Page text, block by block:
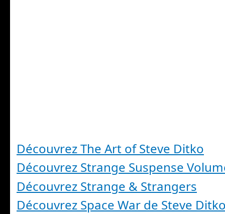
Découvrez The Art of Steve Ditko
Découvrez Strange Suspense
Découvrez Strange & Strangers
Découvrez Space War de Steve